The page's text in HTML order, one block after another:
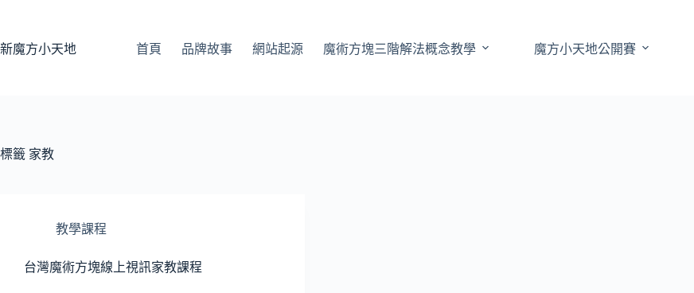
主
新魔方小天地 首頁 品牌故事 網站起源 魔術方塊三階解法概念教學 魔方小天地公開賽
標籤 家教
教學課程
台灣魔術方塊線上視訊家教課程